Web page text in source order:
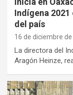
Indígena
del país
16 de diciembre de
La directora del
Aragón Heinze,